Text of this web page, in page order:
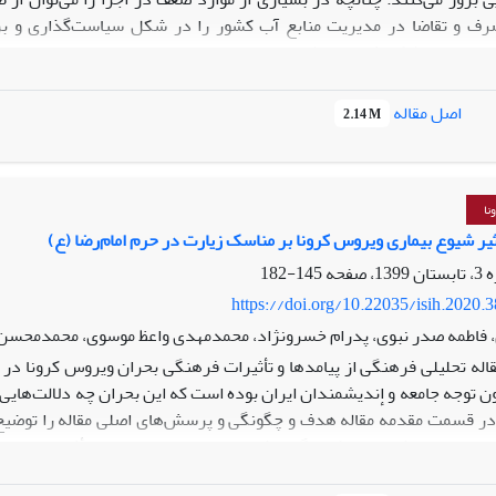
و تقاضا در مدیریت منابع آب کشور را در شکل سیاست‌گذاری و
آب در ایران شکل ثابتی نداشته و از دوره‌ای به بعد برحسب تغییر در
آب بین برنامه‌های آب در دوران قبل و بعد از انقلاب
از طریق رویکرد کیفی و با روش تحلیل مضمون استقرایی متن
ایران در دوران قبل از انقلاب اسلامی بیشتر متأثر از تحولات و
سیاسی دولت وقت بوده است. همچنین نتایج نشان داد که
اصل مقاله 2.14 M
شیوع بیماری ویروس کرونا بر مناسک زیارت در حرم امام‌رضا (ع)
145-182
https://doi.org/10.22035/
فاطمه صدر نبوی، پدرام خسرونژاد، محمدمهدی واعظ موسوی،
تحلیلی فرهنگی از پیامدها و تأثیرات فرهنگی بحران ویروس
جامعه و اندیشمندان ایران بوده است که این بحران چه
مقدمهٔ مقاله هدف و چگونگی و پرسش‌های اصلی مقاله را
پرداخته می‌شود و این‌که چگونه ذهنیت جمعی مردم ایران متأثر از